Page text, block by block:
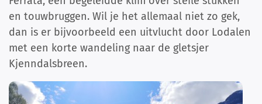
en touwbruggen. Wil je het allemaal niet zo gek,
dan is er bijvoorbeeld een uitvlucht door Lodalen
met een korte wandeling naar de gletsjer
Kjenndalsbreen.